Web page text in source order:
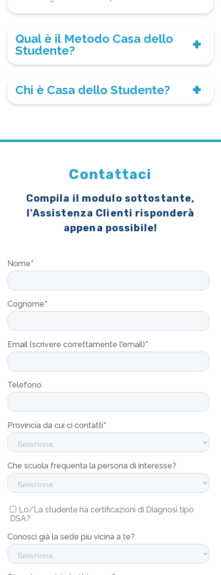
Qual è il Metodo Casa dello
Studente?
Chi è Casa dello Studente?
Contattaci
Compila il modulo sottostante,
l'Assistenza Clienti risponderà
appena possibile!